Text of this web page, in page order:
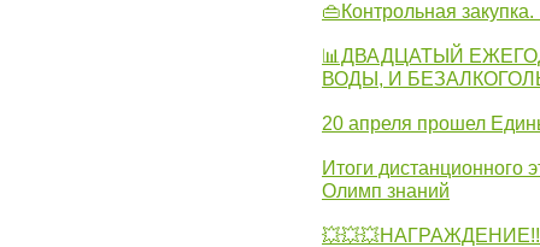
👜Контрольная
📊ДВАДЦАТЫЙ
ВОДЫ, И
20 апреля прошел
Итоги дистанционного
Олимп знаний